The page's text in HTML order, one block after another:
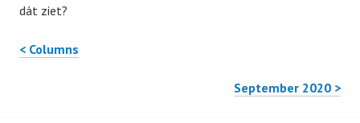
dát ziet?
< Columns
September 2020 >